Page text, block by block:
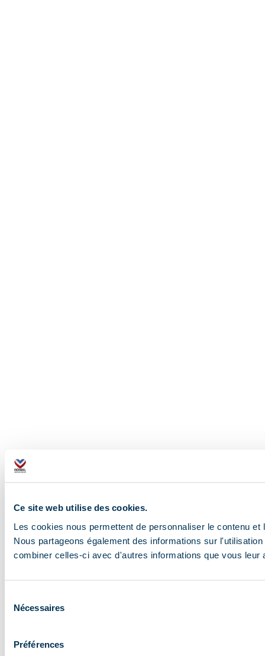
Ce site web utilise des cookies.
Les cookies nous permettent de personnaliser le contenu
Nous partageons également des informations sur
combiner celles-ci avec d'autres informations que vous
Nécessaires
Préférences